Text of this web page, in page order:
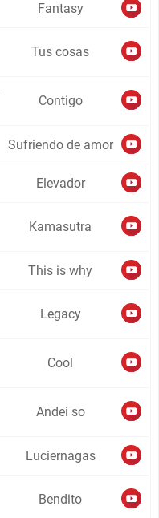
Fantasy
Tus cosas
Contigo
Sufriendo de amor
Elevador
Kamasutra
This is why
Legacy
Cool
Andei so
Luciernagas
Bendito